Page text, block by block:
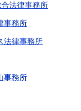
合法律事務所
事務所
法律事務所
事務所